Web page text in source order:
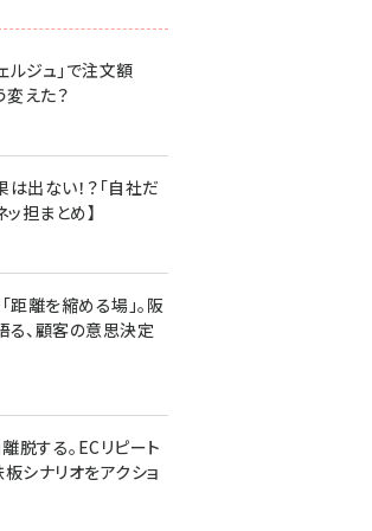
ルジュ」で注文額
えた？
出ない！？「自社だ
担まとめ】
距離を縮める場」。阪
、顧客の意思決定
脱する。ECリピート
シナリオをアクショ